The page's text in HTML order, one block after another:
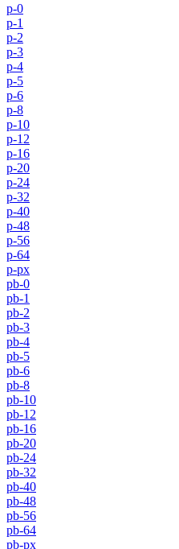
p-0
p-1
p-2
p-3
p-4
p-5
p-6
p-8
p-10
p-12
p-16
p-20
p-24
p-32
p-40
p-48
p-56
p-64
p-px
pb-0
pb-1
pb-2
pb-3
pb-4
pb-5
pb-6
pb-8
pb-10
pb-12
pb-16
pb-20
pb-24
pb-32
pb-40
pb-48
pb-56
pb-64
pb-px